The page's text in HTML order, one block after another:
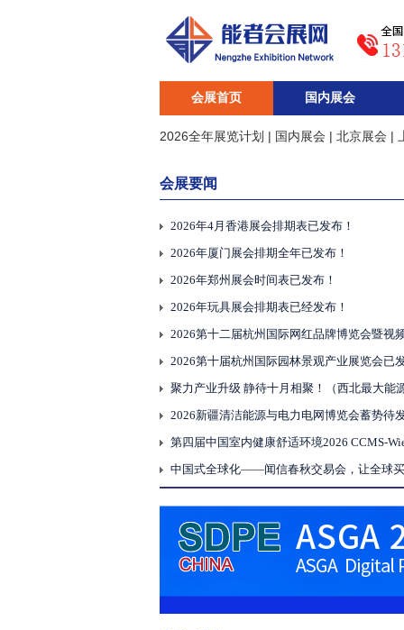
会展首页 国内展会
2026全年展览计划 | 国内展会 | 北京展会 |
会展要闻
2026年防火涂料海外展会排期表！
2026年4月珠海国际会展中心展会排期已发布
2026年4月香港展会排期表已发布！
2026年厦门展会排期全年已发布！
2026年郑州展会时间表已发布！
2026年玩具展会排期表已经发布！
2026第十届杭州国际园林景观产业展览会已
2026新疆清洁能源与电力电网博览会蓄势待